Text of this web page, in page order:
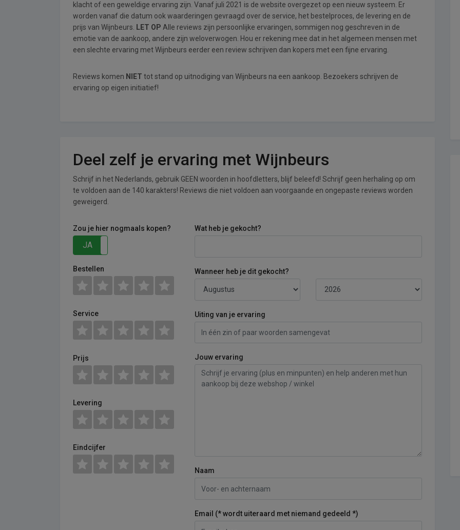
klacht of een geweldige ervaring zijn. Vanaf juli 2021 is de website overgezet op een nieuw systeem. Er
worden vanaf die datum ook waarderingen gevraagd over de service, het bestelproces, de levering en de
prijs van Wijnbeurs.
LET OP Alle reviews zijn persoonlijke ervaringen, sommigen nog geschreven in de
emotie van de aankoop, andere zijn weloverwogen. Hou er rekening mee dat in het algemeen mensen met
een slechte ervaring met Wijnbeurs eerder een review schrijven dan kopers met een fijne ervaring.
Reviews komen NIET tot stand op uitnodiging van Wijnbeurs na een aankoop. Bezoekers schrijven de
ervaring op eigen initiatief!
Deel zelf je ervaring met Wijnbeurs
Schrijf in het Nederlands, gebruik GEEN woorden in hoofdletters, blijf beleefd! Schrijf geen herhaling op om
te voldoen aan de 140 karakters! Reviews die niet voldoen aan voorgaande en ongepaste reviews worden
geweigerd.
Zou je hier nogmaals kopen?
JA
Bestellen
Service
Prijs
Levering
Eindcijfer
Wat heb je gekocht?
Wanneer heb je dit gekocht?
Uiting van je ervaring
Jouw ervaring
Naam
Email (* wordt uiteraard met niemand gedeeld *)